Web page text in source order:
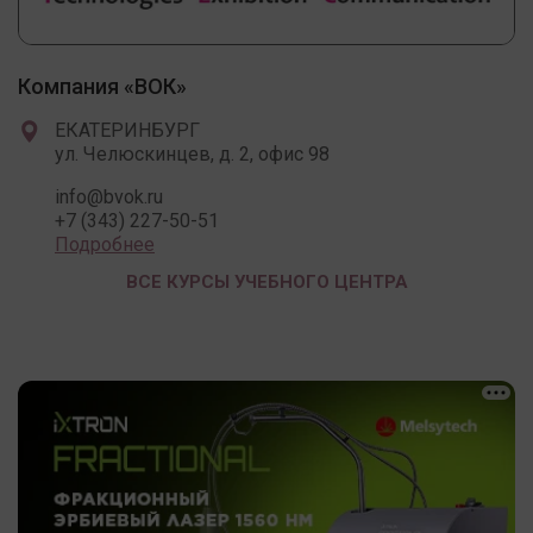
Компания «ВОК»
ЕКАТЕРИНБУРГ
ул. Челюскинцев, д. 2, офис 98
info@bvok.ru
+7 (343) 227-50-51
Подробнее
ВСЕ КУРСЫ УЧЕБНОГО ЦЕНТРА